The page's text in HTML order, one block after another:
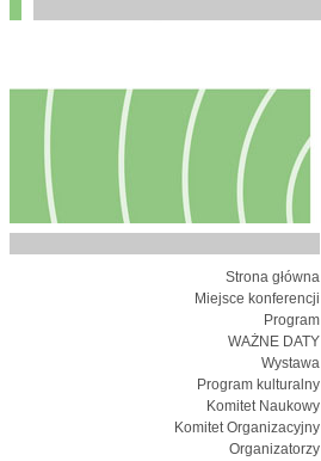
Strona główna
Miejsce konferencji
Program
WAŻNE DATY
Wystawa
Program kulturalny
Komitet Naukowy
Komitet Organizacyjny
Organizatorzy